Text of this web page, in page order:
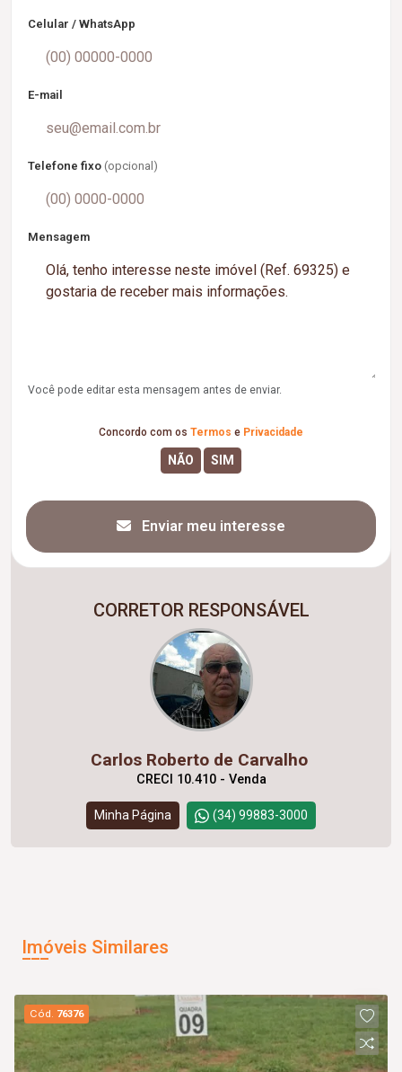
Celular / WhatsApp
E-mail
Telefone fixo (opcional)
Mensagem
Você pode editar esta mensagem antes de enviar.
Concordo com os Termos e Privacidade
Enviar meu interesse
CORRETOR RESPONSÁVEL
Carlos Roberto de Carvalho
CRECI 10.410 - Venda
Minha Página (34) 99883-3000
Imóveis Similares
Cód. 76376